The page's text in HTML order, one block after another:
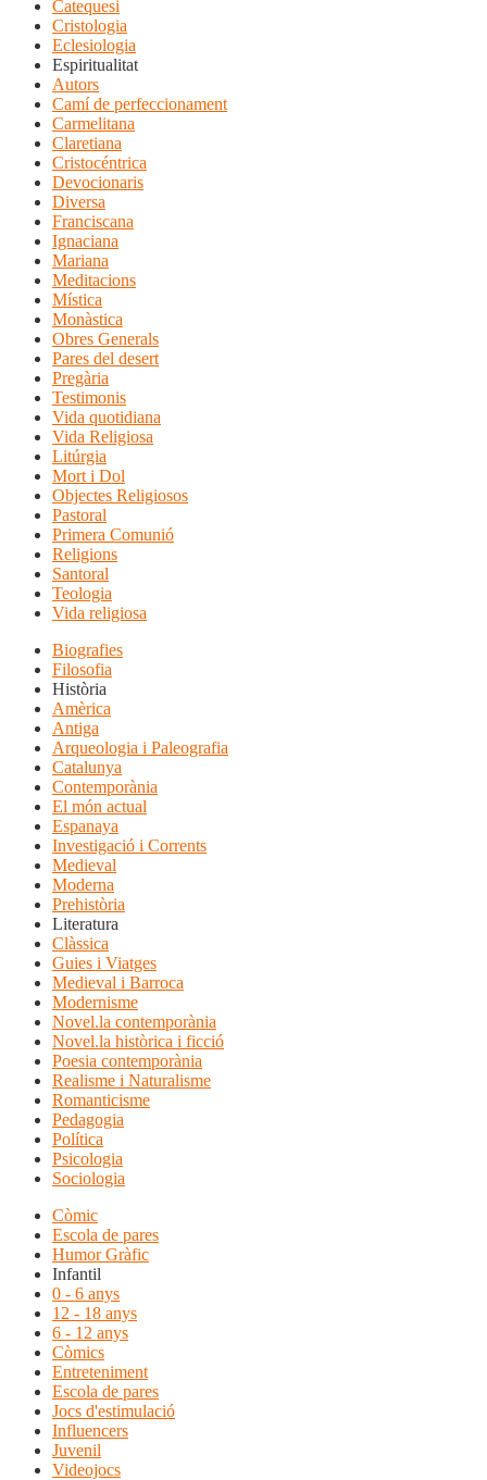
Catequesi
Cristologia
Eclesiologia
Espiritualitat
Autors
Camí de perfeccionament
Carmelitana
Claretiana
Cristocéntrica
Devocionaris
Diversa
Franciscana
Ignaciana
Mariana
Meditacions
Mística
Monàstica
Obres Generals
Pares del desert
Pregària
Testimonis
Vida quotidiana
Vida Religiosa
Litúrgia
Mort i Dol
Objectes Religiosos
Pastoral
Primera Comunió
Religions
Santoral
Teologia
Vida religiosa
Biografies
Filosofia
Història
Amèrica
Antiga
Arqueologia i Paleografia
Catalunya
Contemporània
El món actual
Espanaya
Investigació i Corrents
Medieval
Moderna
Prehistòria
Literatura
Clàssica
Guies i Viatges
Medieval i Barroca
Modernisme
Novel.la contemporània
Novel.la històrica i ficció
Poesia contemporània
Realisme i Naturalisme
Romanticisme
Pedagogia
Política
Psicologia
Sociologia
Còmic
Escola de pares
Humor Gràfic
Infantil
0 - 6 anys
12 - 18 anys
6 - 12 anys
Còmics
Entreteniment
Escola de pares
Jocs d'estimulació
Influencers
Juvenil
Videojocs